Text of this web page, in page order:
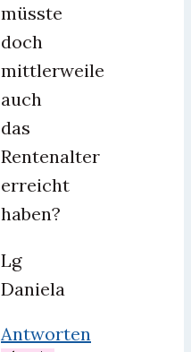
müsste
doch
mittlerweile
auch
das
Rentenalter
erreicht
haben?
Lg
Daniela
Antworten